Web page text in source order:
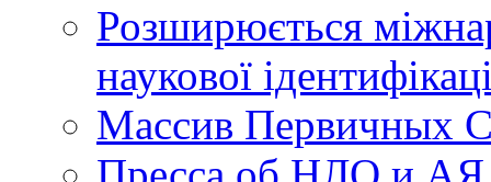
Розширюється
наукової
Массив Первичных